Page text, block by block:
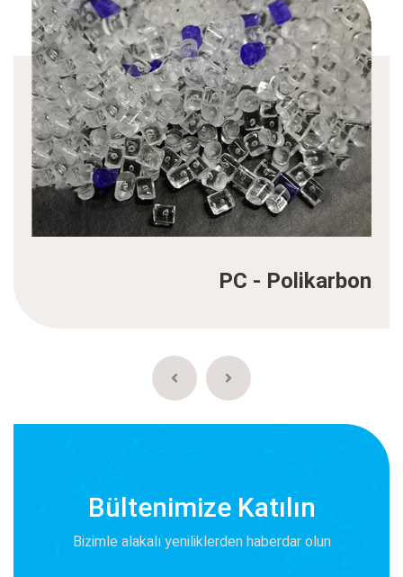
PC - Polikarbon
Bültenimize Katılın
Bizimle alakalı yeniliklerden haberdar olun